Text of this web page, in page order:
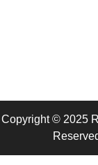
Copyright © 2025